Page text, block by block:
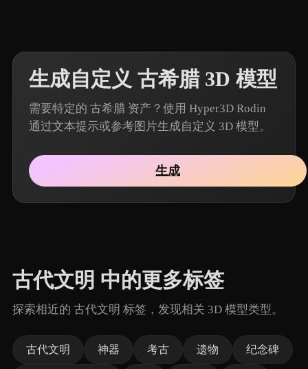
生成自定义 古希腊 3D 模型
需要特定的 古希腊 资产？使用 Hyper3D Rodin
通过文本提示或参考图片生成自定义 3D 模型。
生成
古代文明 中的更多标签
探索相近的 古代文明 标签，发现相关 3D 模型类型。
古代文明 神器 考古 遗物 纪念碑